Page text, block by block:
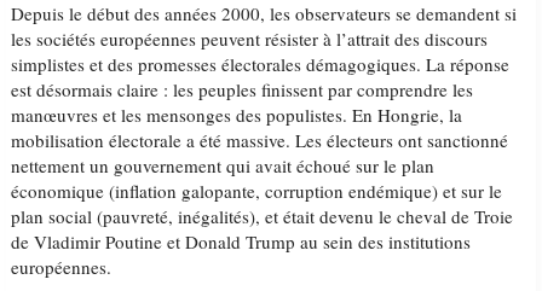
Depuis le début des années 2000, les observateurs se demandent si
les sociétés européennes peuvent résister à l’attrait des discours
simplistes et des promesses électorales démagogiques. La réponse
est désormais claire : les peuples finissent par comprendre les
manœuvres et les mensonges des populistes. En Hongrie, la
mobilisation électorale a été massive. Les électeurs ont sanctionné
nettement un gouvernement qui avait échoué sur le plan
économique (inflation galopante, corruption endémique) et sur le
plan social (pauvreté, inégalités), et était devenu le cheval de Troie
de Vladimir Poutine et Donald Trump au sein des institutions
européennes.